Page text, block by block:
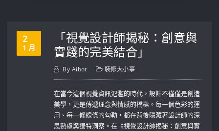
2
1 月
「視覺設計師揭秘：創意與
實踐的完美結合」
By Aibot 裝修大小事
在當今這個視覺資訊氾濫的時代，設計不僅僅是創造
美學，更是傳遞理念與情感的橋樑。每一個色彩的運
用、每一條線條的勾勒，都在背後隱藏著設計師的深
思熟慮與獨特洞察。在《視覺設計師揭秘：創意與實